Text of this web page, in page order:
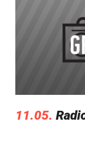
11.05.